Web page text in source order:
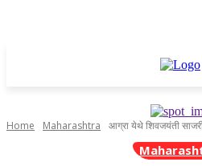
Home Maharashtra आग्रा येथे शिवजयंती